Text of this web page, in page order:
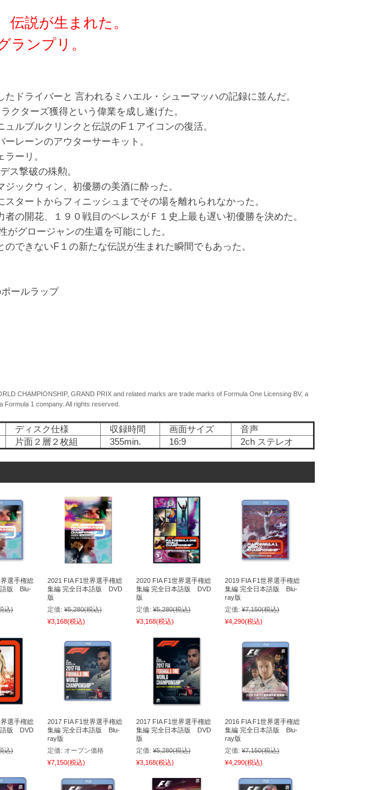
説が生まれた。
ランプリ。
ドライバーと 言われるミハエル・シューマッハの記録に並んだ。
クターズ獲得という偉業を成し遂げた。
ルブルクリンクと伝説のF１アイコンの復活。
レーンのアウターサーキット。
ーリ。
ス撃破の殊勲。
ックウィン、初優勝の美酒に酔った。
タートからフィニッシュまでその場を離れられなかった。
の開花、１９０戦目のペレスがＦ１史上最も遅い初優勝を決めた。
グロージャンの生還を可能にした。
できないF１の新たな伝説が生まれた瞬間でもあった。
ールラップ
CHAMPIONSHIP, GRAND PRIX and related marks are trade marks of Formula One Licensing BV, a
Formula 1 company. All rights reserved.
ディスク仕様 収録時間 画面サイズ
音声
片面２層２枚組 355min. 16:9 2ch ステレオ
選手権総
語版 Blu-
込)
2021 FIA F1世界選手権総
集編 完全日本語版 DVD
版
定価: ¥5,280(税込)
¥3,168(税込)
2020 FIA F1世界選手権総
集編 完全日本語版 DVD
版
定価: ¥5,280(税込)
¥3,168(税込)
2019 FIA F1世界選手権総
集編 完全日本語版 Blu-
ray版
定価: ¥7,150(税込)
¥4,290(税込)
選手権総
語版 DVD
込)
2017 FIA F1世界選手権総
集編 完全日本語版 Blu-
ray版
定価: オープン価格
¥7,150(税込)
2017 FIA F1世界選手権総
集編 完全日本語版 DVD
版
定価: ¥5,280(税込)
¥3,168(税込)
2016 FIA F1世界選手権総
集編 完全日本語版 Blu-
ray版
定価: ¥7,150(税込)
¥4,290(税込)